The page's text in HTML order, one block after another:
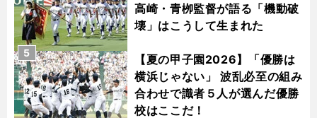
高崎・青栁監督が語る「機動破
壊」はこうして生まれた
【夏の甲子園2026】「優勝は
横浜じゃない」 波乱必至の組み
合わせで識者５人が選んだ優勝
校はここだ！
5